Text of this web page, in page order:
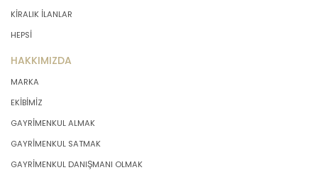
KİRALIK İLANLAR
HEPSİ
HAKKIMIZDA
MARKA
EKİBİMİZ
GAYRİMENKUL ALMAK
GAYRİMENKUL SATMAK
GAYRİMENKUL DANIŞMANI OLMAK